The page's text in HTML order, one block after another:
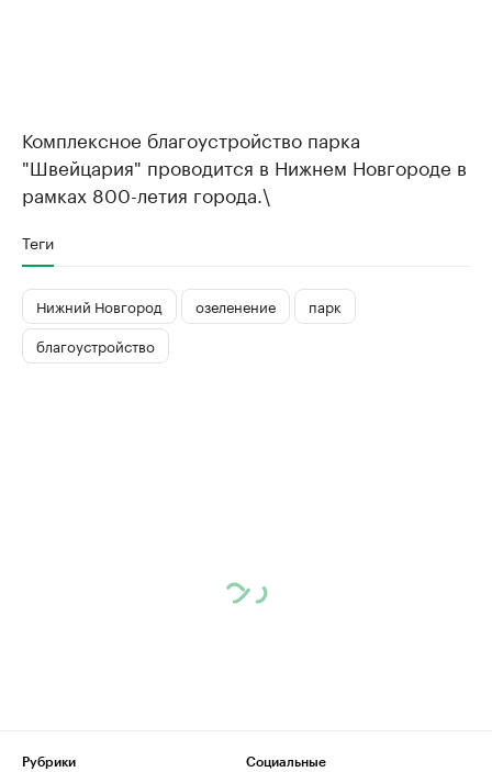
Комплексное благоустройство парка
"Швейцария" проводится в Нижнем Новгороде в
рамках 800-летия города.\
Теги
Нижний Новгород озеленение
парк
благоустройство
Рубрики
Социальные